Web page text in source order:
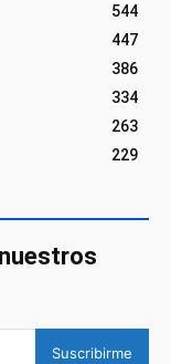
544
447
386
334
263
229
Suscribirme